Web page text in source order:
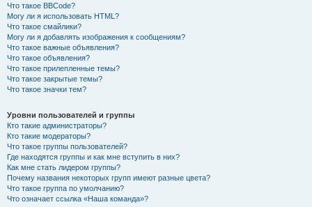
Что такое BBCode?
Могу ли я использовать HTML?
Что такое смайлики?
Могу ли я добавлять изображения к сообщениям?
Что такое важные объявления?
Что такое объявления?
Что такое прилепленные темы?
Что такое закрытые темы?
Что такое значки тем?
Уровни пользователей и группы
Кто такие администраторы?
Кто такие модераторы?
Что такое группы пользователей?
Где находятся группы и как мне вступить в них?
Как мне стать лидером группы?
Почему названия некоторых групп имеют разные цвета?
Что такое группа по умолчанию?
Что означает ссылка «Наша команда»?